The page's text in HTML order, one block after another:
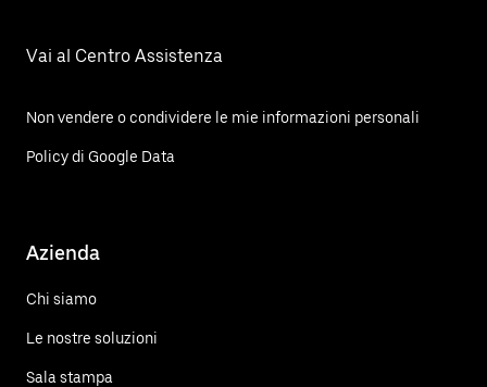
Vai al Centro Assistenza
Non vendere o condividere le mie informazioni personali
Policy di Google Data
Azienda
Chi siamo
Le nostre soluzioni
Sala stampa